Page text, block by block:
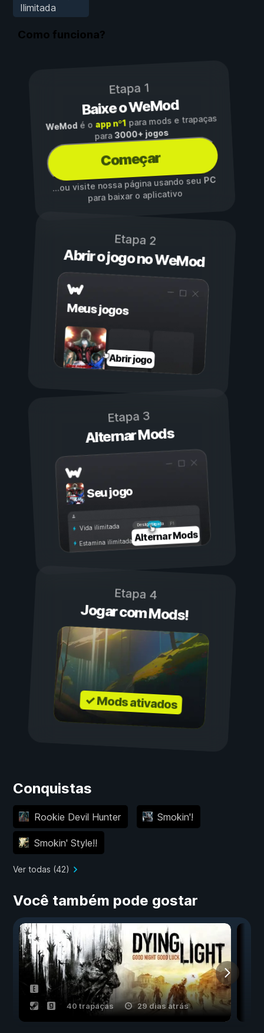
Ilimitada
Como funciona?
Etapa 1
Baixe o WeMod
WeModé o app nº1para mods e trapaças
para3000+ jogos
Começar
...ou visite nossa página usando seuPC
para baixar o aplicativo
Etapa 2
Abrir o jogo no WeMod
Meus jogos
Abrir jogo
Etapa 3
Alternar Mods
Seu jogo
Ligada
Desligada
Vida ilimitada
Estamina ilimitadaAlternar Mods
Etapa 4
Jogar com Mods!
✓ Mods ativados
Conquistas
Rookie Devil Hunter Smokin'!
Smokin' Style!!
Ver todas (42)
Você também pode gostar
40 trapaças 29 dias atrás